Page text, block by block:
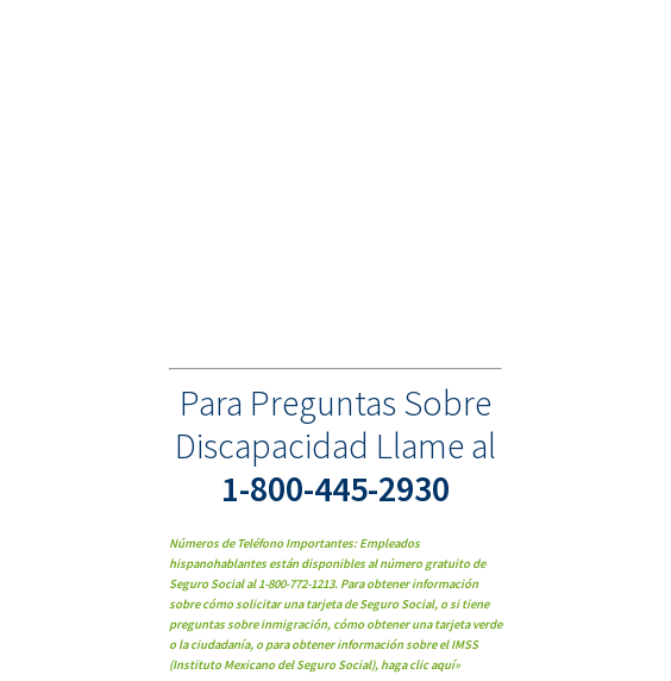
Para Preguntas Sobre
Discapacidad Llame al
1-800-445-2930
Números de Teléfono Importantes: Empleados
hispanohablantes están disponibles al número gratuito de
Seguro Social al 1-800-772-1213. Para obtener información
sobre cómo solicitar una tarjeta de Seguro Social, o si tiene
preguntas sobre inmigración, cómo obtener una tarjeta verde
o la ciudadanía, o para obtener información sobre el IMSS
(Instituto Mexicano del Seguro Social), haga clic aquí»